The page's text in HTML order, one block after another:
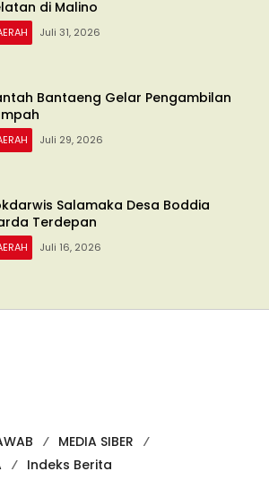
di Malino
Juli 31, 2026
Bantaeng Gelar Pengambilan
Juli 29, 2026
Salamaka Desa Boddia
Terdepan
Juli 16, 2026
MEDIA SIBER
Indeks Berita